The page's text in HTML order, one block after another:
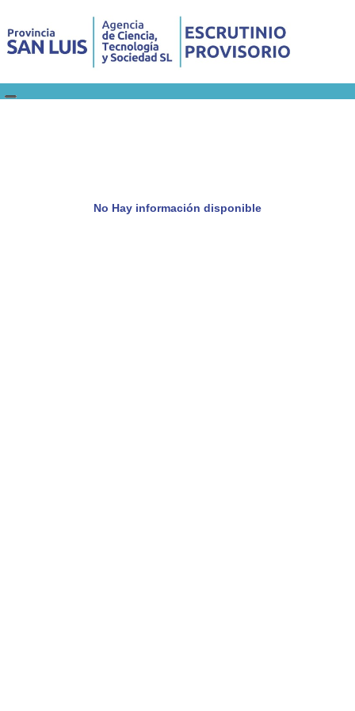
No Hay información disponible